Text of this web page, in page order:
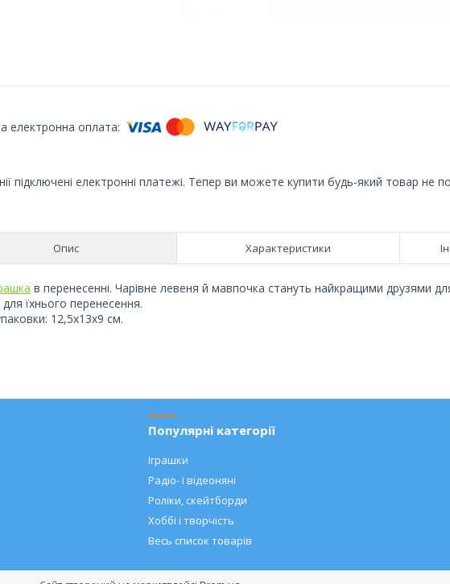
підключені електронні платежі. Тепер ви можете купити будь-який товар не
Опис Характеристики
в перенесенні. Чарівне левеня й мавпочка стануть найкращими друзями
для їхнього перенесення.
12,5х13х9 см.
Популярні категорії
Іграшки
Радіо- і відеоняні
Роліки, скейтборди
Хоббі і творчість
Весь список товарів